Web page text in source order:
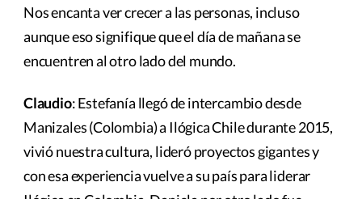
Nos encanta ver crecer a las personas, incluso
aunque eso signifique que el día de mañana se
encuentren al otro lado del mundo.
Claudio: Estefanía llegó de intercambio desde
Manizales (Colombia) a Ilógica Chile durante 2015,
vivió nuestra cultura, lideró proyectos gigantes y
con esa experiencia vuelve a su país para liderar